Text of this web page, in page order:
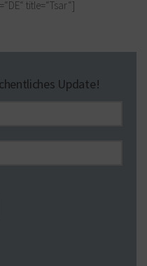
title=“Tsar“]
Update!